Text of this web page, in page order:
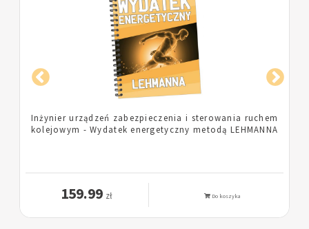
Pielęgniarka - Wydatek energetyczny metodą
LEHMANNA
159.99 zł Do koszyka